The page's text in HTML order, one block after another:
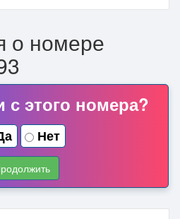
о номере
этого номера?
Нет